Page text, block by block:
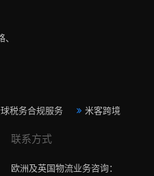
税务合规服务 米客跨境
联系方式
欧洲及英国物流业务咨询：